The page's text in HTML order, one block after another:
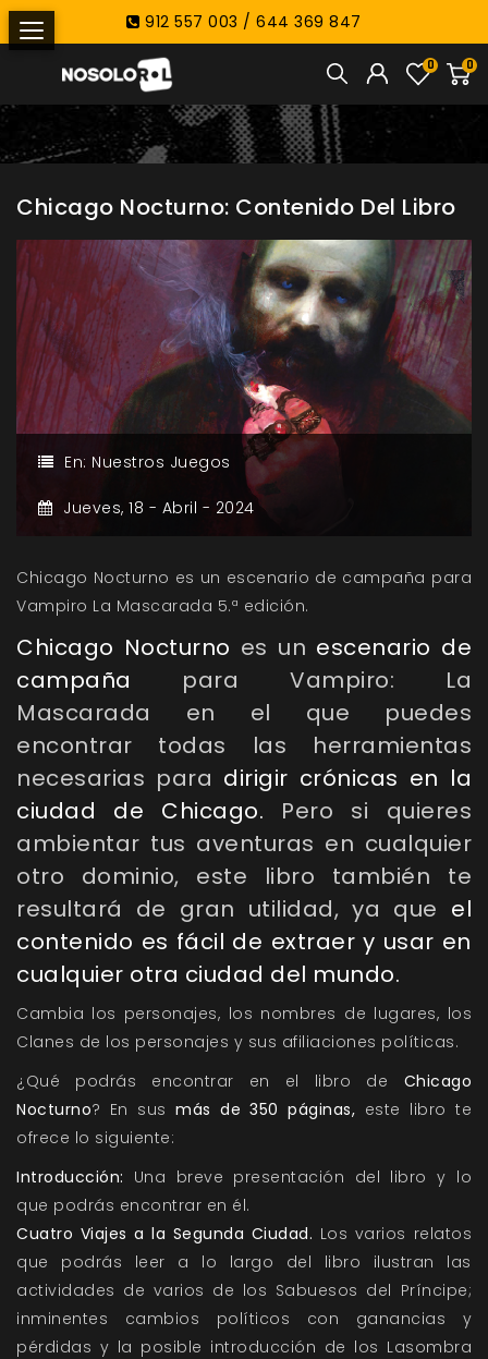
912 557 003 / 644 369 847
0
0
Chicago Nocturno: Contenido Del Libro
En: Nuestros Juegos
Jueves, 18 - Abril - 2024
Chicago Nocturno es un escenario de campaña para
Vampiro La Mascarada 5.ª edición.
Chicago Nocturno es un escenario de
campaña paraVampiro: La
Mascarada en el que puedes
encontrar todas las herramientas
necesarias para dirigir crónicas en la
ciudad de Chicago. Pero si quieres
ambientar tus aventuras en cualquier
otro dominio, este libro también te
resultará de gran utilidad, ya que el
contenido es fácil de extraer y usar en
cualquier otra ciudad del mundo.
Cambia los personajes, los nombres de lugares, los
Clanes de los personajes y sus afiliaciones políticas.
¿Qué podrás encontrar en el libro de Chicago
Nocturno? En susmás de 350 páginas, este libro te
ofrece lo siguiente:
Introducción: Una breve presentación del libro y lo
que podrás encontrar en él.
Cuatro Viajes a la Segunda Ciudad. Los varios relatos
que podrás leer a lo largo del libro ilustran las
actividades de varios de los Sabuesos del Príncipe;
inminentes cambios políticos con ganancias y
pérdidas y la posible introducción de los Lasombra